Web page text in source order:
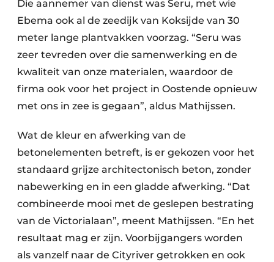
Die aannemer van dienst was Seru, met wie
Ebema ook al de zeedijk van Koksijde van 30
meter lange plantvakken voorzag. “Seru was
zeer tevreden over die samenwerking en de
kwaliteit van onze materialen, waardoor de
firma ook voor het project in Oostende opnieuw
met ons in zee is gegaan”, aldus Mathijssen.
Wat de kleur en afwerking van de
betonelementen betreft, is er gekozen voor het
standaard grijze architectonisch beton, zonder
nabewerking en in een gladde afwerking. “Dat
combineerde mooi met de geslepen bestrating
van de Victorialaan”, meent Mathijssen. “En het
resultaat mag er zijn. Voorbijgangers worden
als vanzelf naar de Cityriver getrokken en ook